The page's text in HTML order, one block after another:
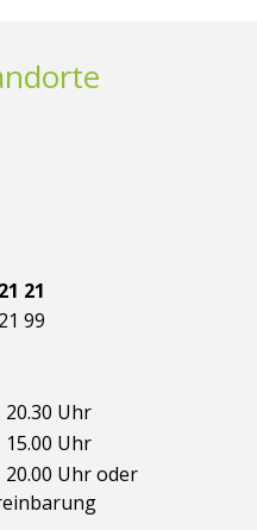
21
99
20.30 Uhr
15.00 Uhr
20.00 Uhr oder